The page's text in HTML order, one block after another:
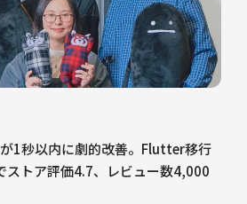
1秒以内に劇的改善。Flutter移行
ストア評価4.7、レビュー数4,000